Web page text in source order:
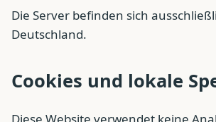
Die Server befinden sich
Deutschland.
Cookies und lokale